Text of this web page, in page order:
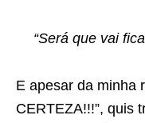
“Será que vai
E apesar da minha
CERTEZA!!!”, quis